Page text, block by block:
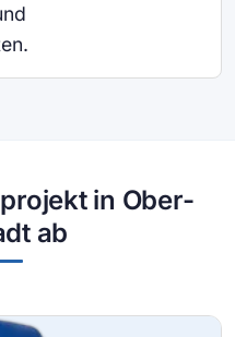
in Ober-
ab